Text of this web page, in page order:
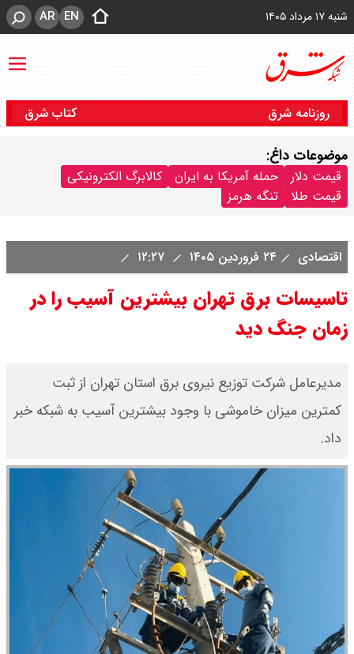
شنبه ۱۷ مرداد ۱۴۰۵ EN
AR
روزنامه شرق کتاب شرق
موضوعات داغ:
قیمت دلار حمله آمریکا به ایران
کالابرگ الکترونیکی
قیمت طلا
تنگه هرمز
اقتصادی ۲۴ فروردین ۱۴۰۵
تاسیسات برق تهران بیشترین آسیب را در
زمان جنگ دید
مدیرعامل شرکت توزیع نیروی برق استان تهران از ثبت
کمترین میزان خاموشی با وجود بیشترین آسیب به شبکه خبر
داد.